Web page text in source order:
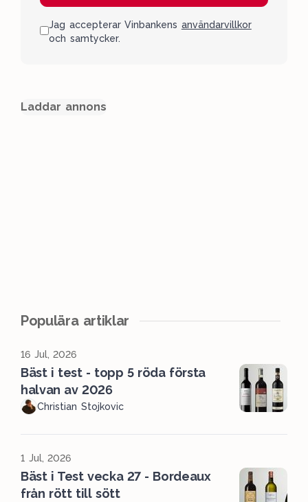
Jag accepterar Vinbankens användarvillkor
och samtycker.
Laddar annons
Populära artiklar
16 Jul, 2026
Bäst i test - topp 5 röda första
halvan av 2026
Christian Stojkovic
1 Jul, 2026
Bäst i Test vecka 27 - Bordeaux
från rött till sött